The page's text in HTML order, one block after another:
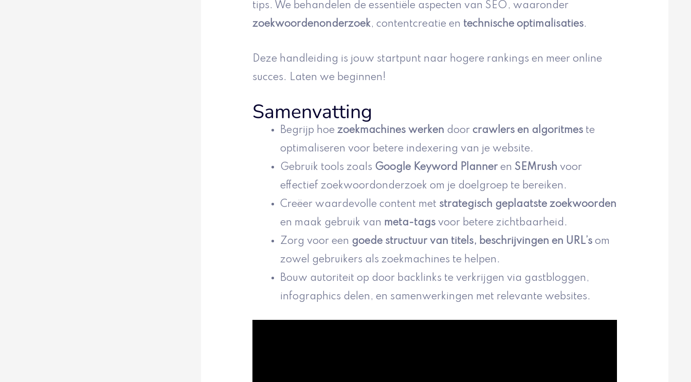
tips. We behandelen de essentiële aspecten van SEO, waaronder
zoekwoordenonderzoek, contentcreatie en technische optimalisaties.
Deze handleiding is jouw startpunt naar hogere rankings en meer online
succes. Laten we beginnen!
Samenvatting
Begrijp hoe zoekmachines werken door crawlers en algoritmes te
optimaliseren voor betere indexering van je website.
Gebruik tools zoals Google Keyword Planner en SEMrush voor
effectief zoekwoordonderzoek om je doelgroep te bereiken.
Creëer waardevolle content met strategisch geplaatste zoekwoorden
en maak gebruik van meta-tags voor betere zichtbaarheid.
Zorg voor een goede structuur van titels, beschrijvingen en URL’s om
zowel gebruikers als zoekmachines te helpen.
Bouw autoriteit op door backlinks te verkrijgen via gastbloggen,
infographics delen, en samenwerkingen met relevante websites.